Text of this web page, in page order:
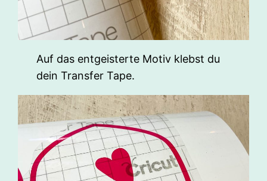
Auf das entgeisterte Motiv klebst du
dein Transfer Tape.